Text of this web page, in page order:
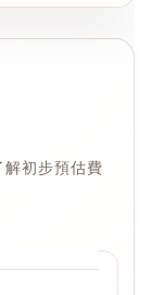
解初步預估費